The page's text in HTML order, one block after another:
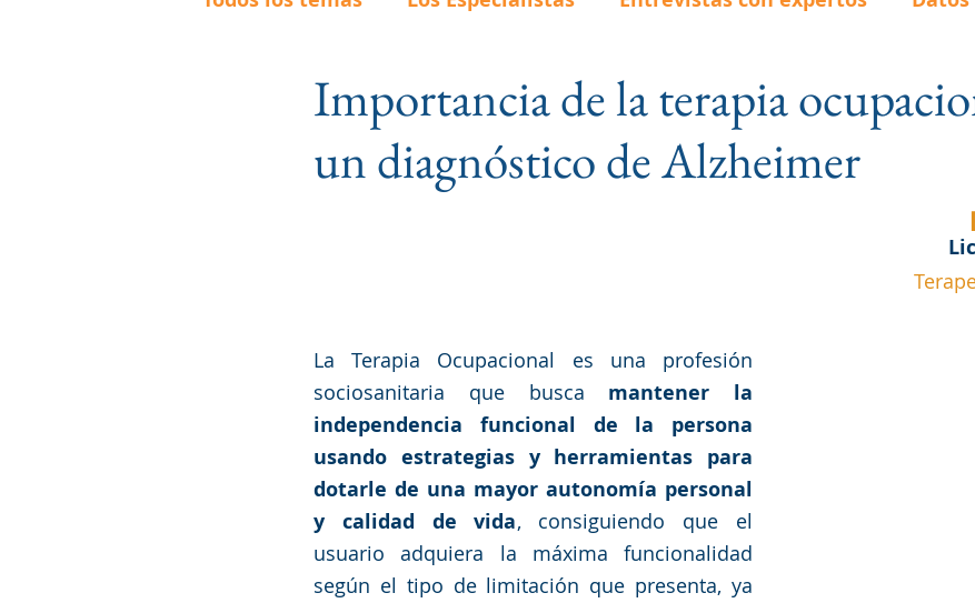
Actualidad y Avances La voz del adulto mayor Testimonios de
Sociedad y Cultura Entrena tu Memoria
Importancia de la terapia
un diagnóstico de Alzheimer
La Terapia Ocupacional es una profesión
sociosanitaria que busca mantener la
independencia funcional de la persona
usando estrategias y herramientas para
dotarle de una mayor autonomía personal
y calidad de vida, consiguiendo que el
usuario adquiera la máxima funcionalidad
según el tipo de limitación que presenta, ya